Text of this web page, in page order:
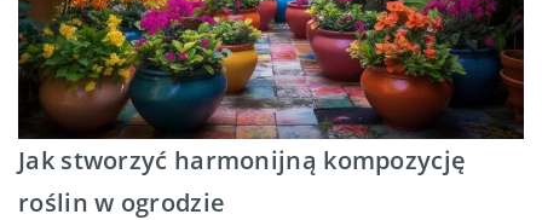
Jak stworzyć harmonijną kompozycję
roślin w ogrodzie